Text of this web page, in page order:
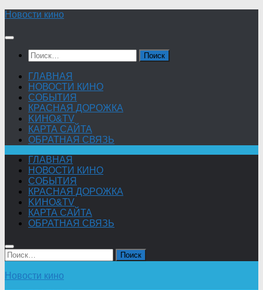
Skip
content
Новости кино
Найти:
ГЛАВНАЯ
НОВОСТИ КИНО
СОБЫТИЯ
КРАСНАЯ ДОРОЖКА
KИНО&TV
КАРТА САЙТА
ОБРАТНАЯ СВЯЗЬ
ГЛАВНАЯ
НОВОСТИ КИНО
СОБЫТИЯ
КРАСНАЯ ДОРОЖКА
KИНО&TV
КАРТА САЙТА
ОБРАТНАЯ СВЯЗЬ
Найти:
Новости кино